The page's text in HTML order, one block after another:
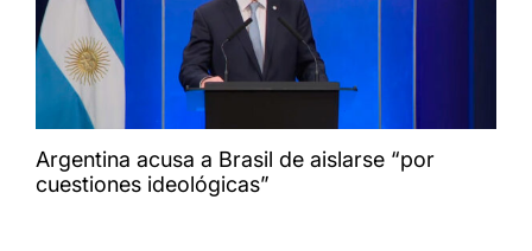
Argentina acusa a Brasil de aislarse “por
cuestiones ideológicas”